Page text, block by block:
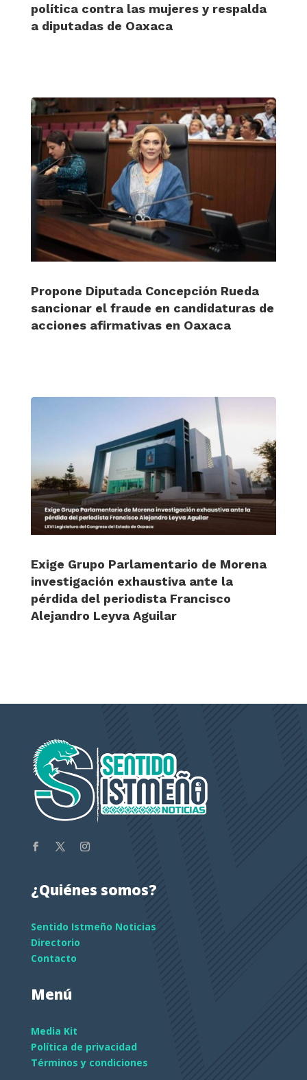
política contra las mujeres y respalda
a diputadas de Oaxaca
Propone Diputada Concepción Rueda
sancionar el fraude en candidaturas de
acciones afirmativas en Oaxaca
Exige Grupo Parlamentario de Morena
investigación exhaustiva ante la
pérdida del periodista Francisco
Alejandro Leyva Aguilar
¿Quiénes somos?
Sentido Istmeño Noticias
Directorio
Contacto
Menú
Media Kit
Política de privacidad
Términos y condiciones